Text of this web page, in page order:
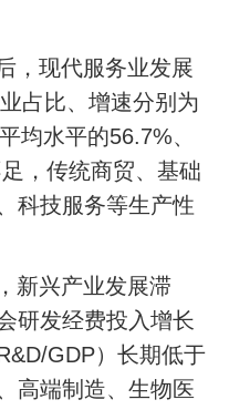
，现代服务业发展
占比、增速分别为
均水平的56.7%、
，传统商贸、基础
科技服务等生产性
新兴产业发展滞
研发经费投入增长
GDP）长期低于
高端制造、生物医